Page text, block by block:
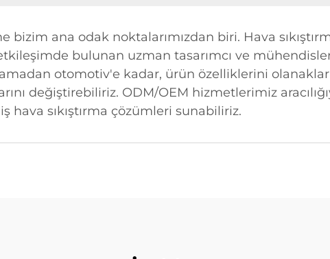
bizim ana odak noktalarımızdan biri. Hava
bulunan uzman tasarımcı ve
otomotiv'e kadar, ürün özelliklerini olanaklar
değiştirebiliriz. ODM/OEM hizmetlerimiz
hava sıkıştırma çözümleri sunabiliriz.